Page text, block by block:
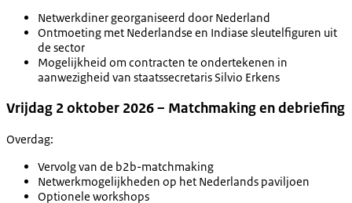
Netwerkdiner georganiseerd door Nederland
Ontmoeting met Nederlandse en Indiase sleutelfiguren uit
de sector
Mogelijkheid om contracten te ondertekenen in
aanwezigheid van staatssecretaris Silvio Erkens
Vrijdag 2 oktober 2026 – Matchmaking en debriefing
Overdag:
Vervolg van de b2b-matchmaking
Netwerkmogelijkheden op het Nederlands paviljoen
Optionele workshops